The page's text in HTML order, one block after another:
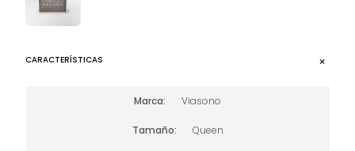
CARACTERÍSTICAS
Marca Viasono
Tamaño Queen